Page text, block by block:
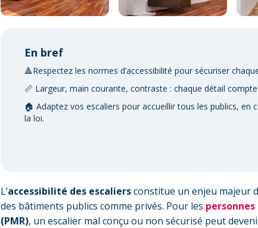
En bref
🔺Respectez les normes d’accessibilité pour sécuriser
📏 Largeur, main courante, contraste : chaque détail compte.
🏠 Adaptez vos escaliers pour accueillir tous les publics, en
la loi.
L’accessibilité des escaliersconstitue un enjeu majeur
des bâtiments publics comme privés. Pour les
(PMR), un escalier mal conçu ou non sécurisé peut